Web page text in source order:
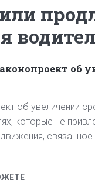
об
об увеличении
которые не